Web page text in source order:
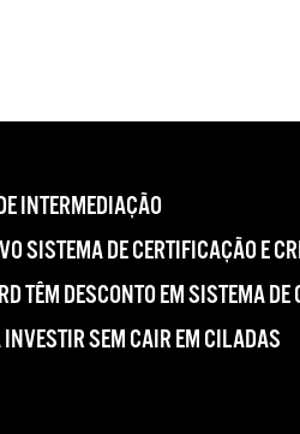
INTERMEDIAÇÃO
SISTEMA DE CERTIFICAÇÃO E
TÊM DESCONTO EM SISTEMA
SEM CAIR EM CILADAS